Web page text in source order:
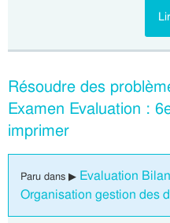
Résoudre des
Examen Evaluation :
imprimer
Paru dans ▶ Evaluation
Organisation gestion des